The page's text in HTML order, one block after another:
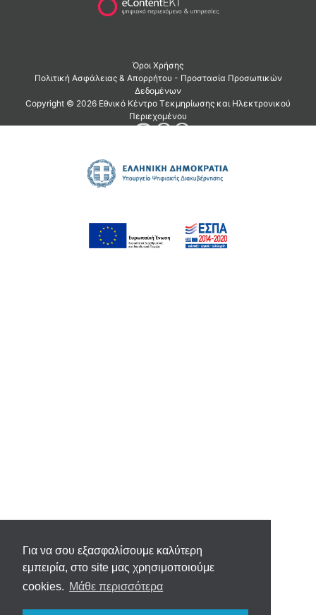
Για να σου εξασφαλίσουμε καλύτερη
εμπειρία, στο site μας χρησιμοποιούμε
cookies. Μάθε περισσότερα